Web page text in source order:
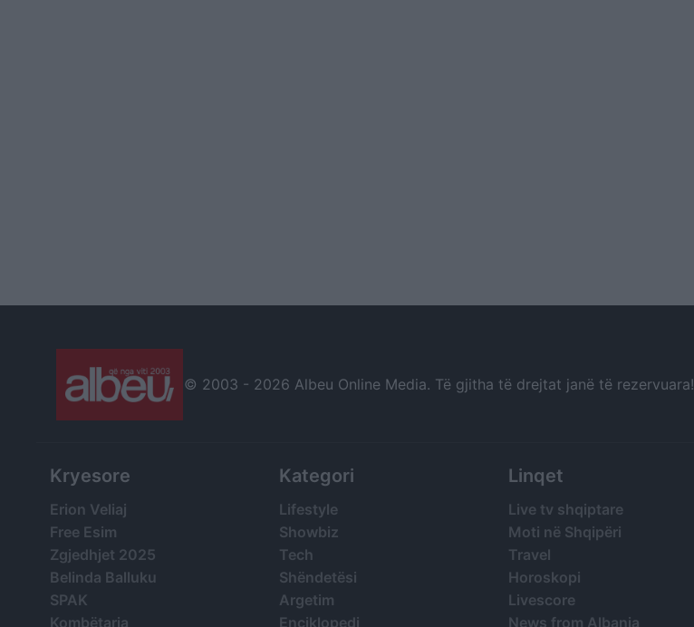
© 2003 - 2026 Albeu Online Media. Të gjitha të drejtat janë të rezervuara!
Kryesore
Erion Veliaj
Free Esim
Zgjedhjet 2025
Belinda Balluku
SPAK
Kombëtarja
Kategori
Lifestyle
Showbiz
Tech
Shëndetësi
Argetim
Enciklopedi
Linqet
Live tv shqiptare
Moti në Shqipëri
Travel
Horoskopi
Livescore
News from Albania